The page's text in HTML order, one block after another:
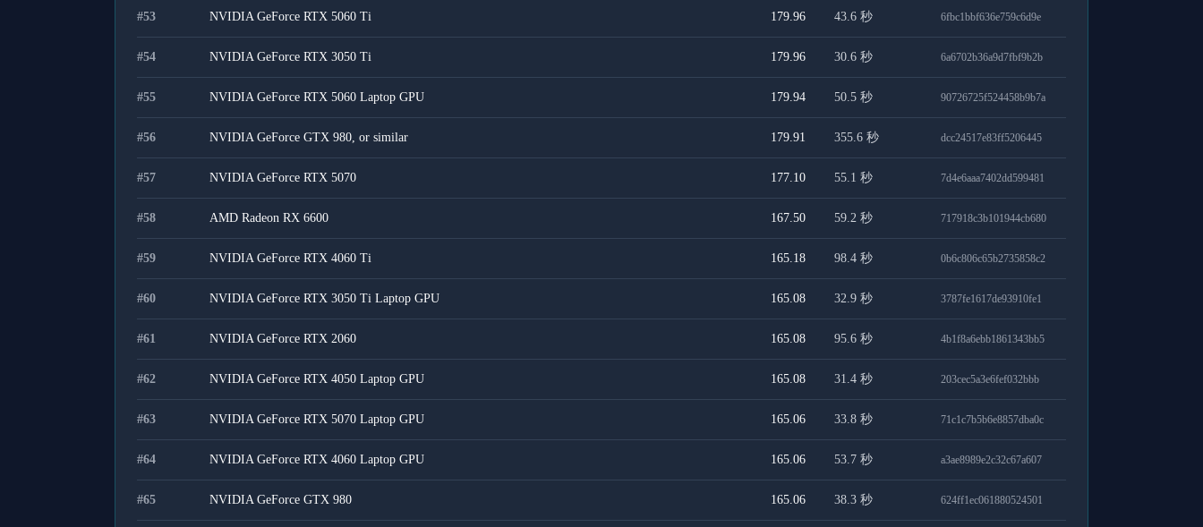
#53 NVIDIA GeForce RTX 5060 Ti 179.96 43.6 秒 6fbc1bbf636e759c6d9e
#54 NVIDIA GeForce RTX 3050 Ti 179.96 30.6 秒 6a6702b36a9d7fbf9b2b
#55 NVIDIA GeForce RTX 5060 Laptop GPU 179.94 50.5 秒 90726725f524458b9b7a
#56 NVIDIA GeForce GTX 980, or similar 179.91 355.6 秒 dcc24517e83ff5206445
#57 NVIDIA GeForce RTX 5070 177.10 55.1 秒 7d4e6aaa7402dd599481
#58 AMD Radeon RX 6600 167.50 59.2 秒 717918c3b101944cb680
#59 NVIDIA GeForce RTX 4060 Ti 165.18 98.4 秒 0b6c806c65b2735858c2
#60 NVIDIA GeForce RTX 3050 Ti Laptop GPU 165.08 32.9 秒 3787fe1617de93910fe1
#61 NVIDIA GeForce RTX 2060 165.08 95.6 秒 4b1f8a6ebb1861343bb5
#62 NVIDIA GeForce RTX 4050 Laptop GPU 165.08 31.4 秒 203cec5a3e6fef032bbb
#63 NVIDIA GeForce RTX 5070 Laptop GPU 165.06 33.8 秒 71c1c7b5b6e8857dba0c
#64 NVIDIA GeForce RTX 4060 Laptop GPU 165.06 53.7 秒 a3ae8989e2c32c67a607
#65 NVIDIA GeForce GTX 980 165.06 38.3 秒 624ff1ec061880524501